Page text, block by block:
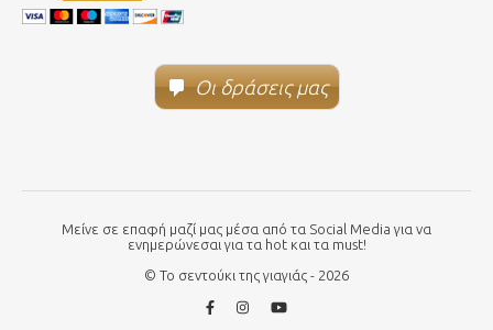
Οι δράσεις μας
Μείνε σε επαφή μαζί μας μέσα από τα Social Media για να
ενημερώνεσαι για τα hot και τα must!
© Το σεντούκι της γιαγιάς - 2026